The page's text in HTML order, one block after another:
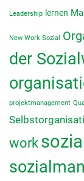
Leadership lernen
New Work Sozial
der
projektmanagement
work